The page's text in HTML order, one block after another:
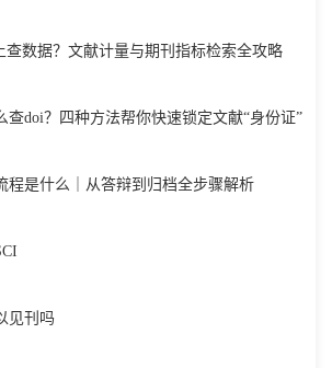
查数据？文献计量与期刊指标检索全攻略
查doi？四种方法帮你快速锁定文献“身份证”
程是什么｜从答辩到归档全步骤解析
见刊吗